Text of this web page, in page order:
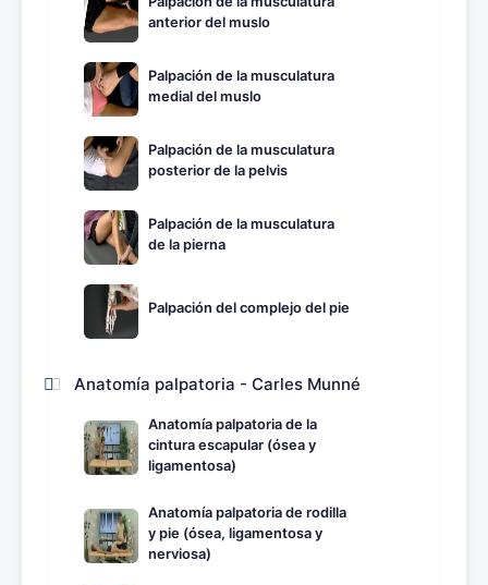
anterior del muslo
Palpación de la musculatura
medial del muslo
Palpación de la musculatura
posterior de la pelvis
Palpación de la musculatura
de la pierna
Palpación del complejo del pie
Anatomía palpatoria - Carles Munné
Anatomía palpatoria de la
cintura escapular (ósea y
ligamentosa)
Anatomía palpatoria de rodilla
y pie (ósea, ligamentosa y
nerviosa)